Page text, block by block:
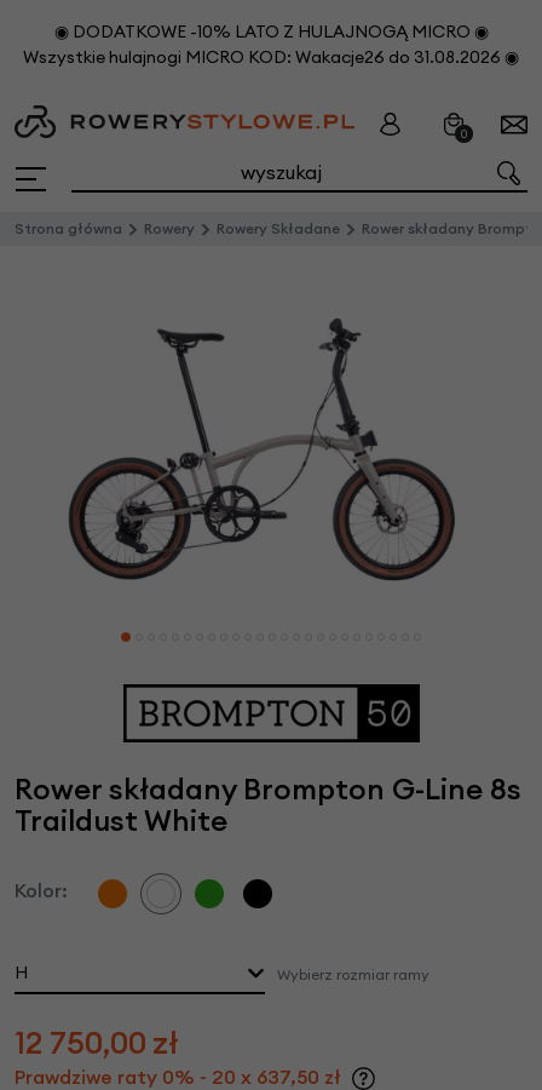
◉ DODATKOWE -10% LATO Z HULAJNOGĄ MICRO ◉
Wszystkie hulajnogi MICRO KOD: Wakacje26 do 31.08.2026 ◉
0
Strona główna Rowery Rowery Składane Rower składany Brompton G-Line 8s
Rower składany Brompton G-Line 8s
Traildust White
Kolor:
H Wybierz rozmiar ramy
12 750,00 zł
Prawdziwe raty 0% - 20 x 637,50 zł